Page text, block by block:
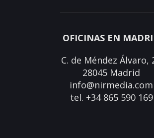
OFICINAS EN
C. de Méndez Álvaro,
28045 Madrid
info@nirmedia.com
tel. +34 865 590 169